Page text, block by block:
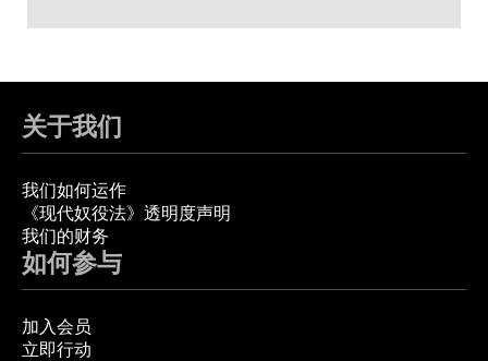
关于我们
我们如何运作
《现代奴役法》透明度声明
我们的财务
如何参与
加入会员
立即行动